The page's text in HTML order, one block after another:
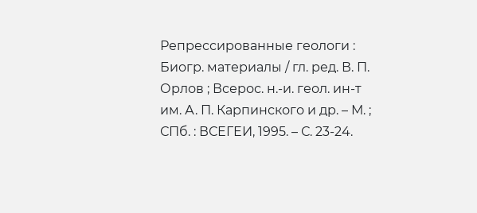
Репрессированные геологи :
Биогр. материалы / гл. ред. В. П.
Орлов ; Всерос. н.-и. геол. ин-т
им. А. П. Карпинского и др. – М. ;
СПб. : ВСЕГЕИ, 1995. – С. 23-24.